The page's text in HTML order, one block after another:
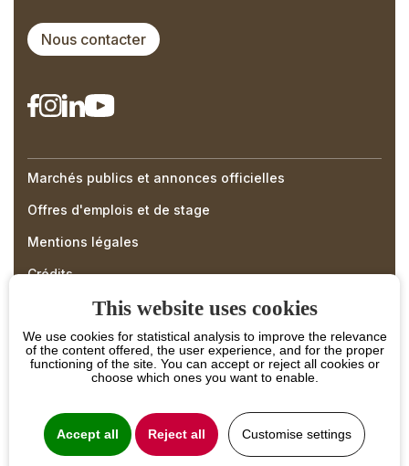
Nous contacter
Right
Menu
Footer
Marchés publics et annonces officielles
Offres d'emplois et de stage
Mentions légales
Crédits
PROJET COFINANCÉ PAR LE FONDS EUROPÉEN
AGRICOLE POUR LE DÉVELOPPEMENT RURAL
This website uses cookies
We use cookies for statistical analysis to improve the relevance
of the content offered, the user experience, and for the proper
functioning of the site. You can accept or reject all cookies or
choose which ones you want to enable.
Accept all Reject all Customise settings